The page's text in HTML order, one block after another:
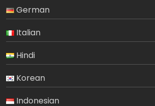
German
Italian
Hindi
Korean
Indonesian